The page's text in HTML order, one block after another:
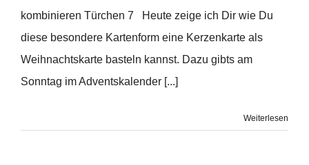
kombinieren Türchen 7 Heute zeige ich Dir wie Du
diese besondere Kartenform eine Kerzenkarte als
Weihnachtskarte basteln kannst. Dazu gibts am
Sonntag im Adventskalender [...]
Weiterlesen